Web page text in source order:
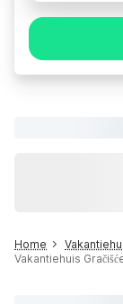
Home
Vakantiehuis